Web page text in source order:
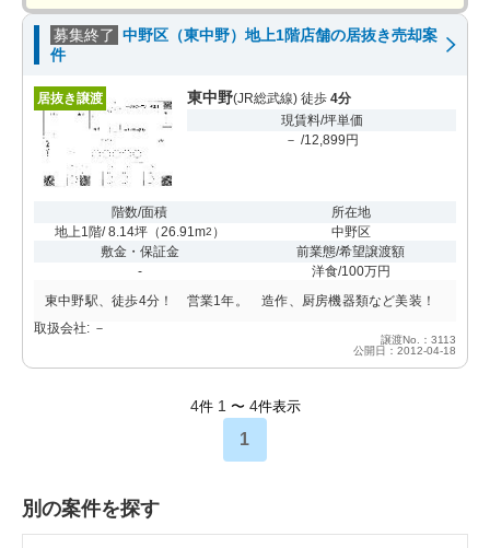
募集終了 中野区（東中野）地上1階店舗の居抜き売却案
件
居抜き譲渡 東中野(JR総武線) 徒歩 4分
現賃料/坪単価
－ /12,899円
階数/面積
地上1階/ 8.14坪（26.91m2 ）
所在地
中野区
敷金・保証金
-
前業態/希望譲渡額
洋食/100万円
東中野駅、徒歩4分！ 営業1年。 造作、厨房機器類など美装！
取扱会社: －
譲渡No.：3113
公開日：2012-04-18
4件 1 〜 4件表示
1
別の案件を探す